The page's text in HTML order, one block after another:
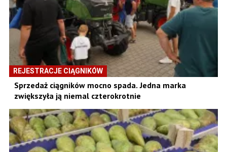
REJESTRACJE CIĄGNIKÓW
Sprzedaż ciągników mocno spada. Jedna marka
zwiększyła ją niemal czterokrotnie